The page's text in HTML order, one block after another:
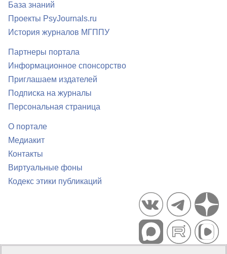
База знаний
Проекты PsyJournals.ru
История журналов МГППУ
Партнеры портала
Информационное спонсорство
Приглашаем издателей
Подписка на журналы
Персональная страница
О портале
Медиакит
Контакты
Виртуальные фоны
Кодекс этики публикаций